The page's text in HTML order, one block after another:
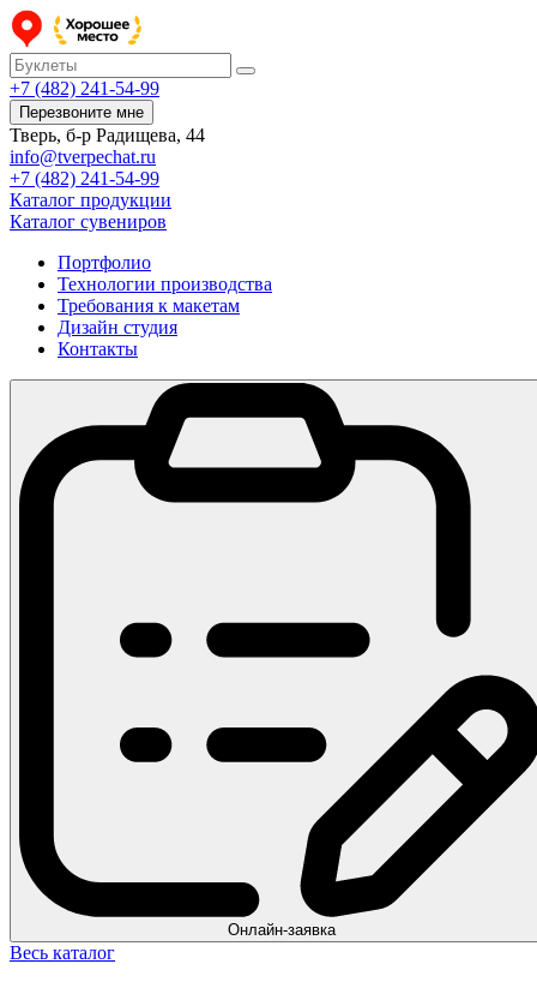
+7 (482) 241-54-99
Перезвоните мне
Тверь, б-р Радищева, 44
info@tverpechat.ru
+7 (482) 241-54-99
Каталог продукции
Каталог сувениров
Портфолио
Технологии производства
Требования к макетам
Дизайн студия
Контакты
Онлайн-заявка
Весь каталог